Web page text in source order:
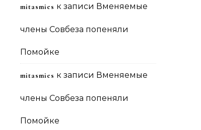
mitasmies к записи Вменяемые
члены Совбеза попеняли
Помойке
mitasmies к записи Вменяемые
члены Совбеза попеняли
Помойке